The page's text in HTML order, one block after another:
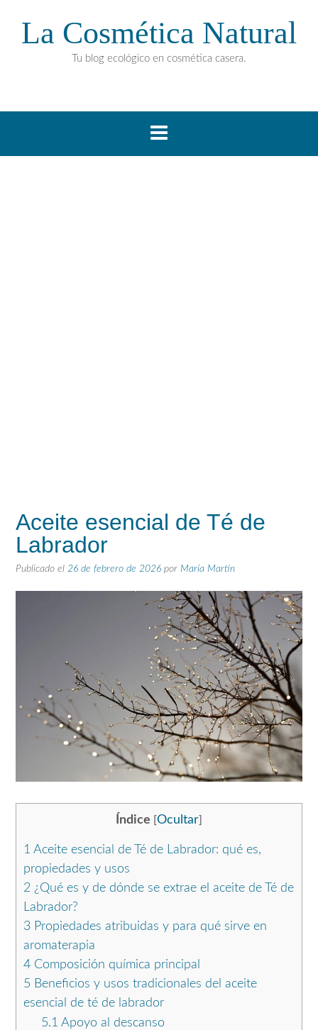
La Cosmética Natural
Tu blog ecológico en cosmética casera.
Aceite esencial de Té de
Labrador
Publicado el 26 de febrero de 2026 por María Martín
Índice Ocultar
1 Aceite esencial de Té de Labrador: qué es,
propiedades y usos
2 ¿Qué es y de dónde se extrae el aceite de Té de
Labrador?
3 Propiedades atribuidas y para qué sirve en
aromaterapia
4 Composición química principal
5 Beneficios y usos tradicionales del aceite
esencial de té de labrador
5.1 Apoyo al descanso